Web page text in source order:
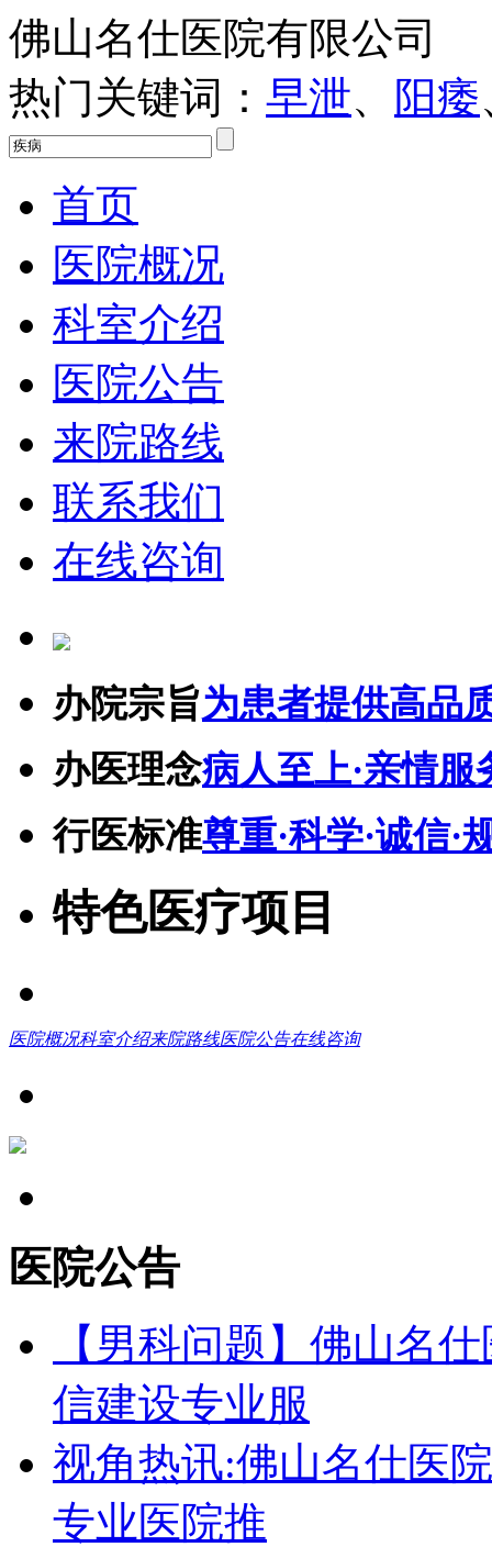
佛山名仕医院有限公司
热门关键词： 早泄、 阳痿
首页
医院概况
科室介绍
医院公告
来院路线
联系我们
在线咨询
办院宗旨为患者提供高品
办医理念病人至上·亲情服
行医标准尊重·科学·诚信·
特色医疗项目
医院概况科室介绍来院路线医院公告在线咨询
医院公告
【男科问题】佛山名
信建设专业服
视角热讯:佛山名仕医
专业医院推